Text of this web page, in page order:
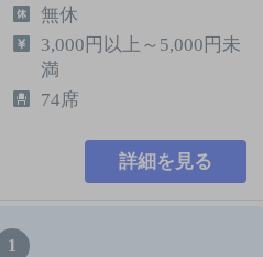
無休
3,000円以上～5,000円未
満
74席
詳細を見る
1